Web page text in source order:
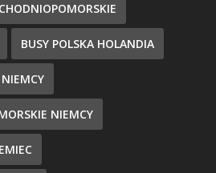
BUSY POLSKA HOLANDIA
NIEMCY